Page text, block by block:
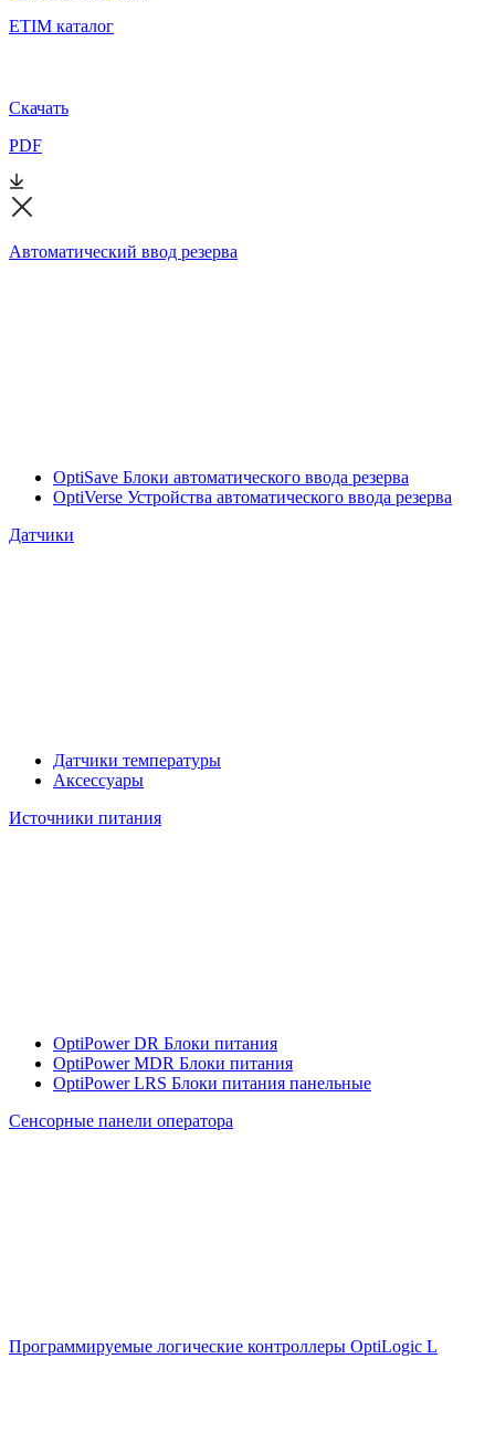
ETIM каталог
Скачать
PDF
Автоматический ввод резерва
OptiSave Блоки автоматического ввода резерва
OptiVerse Устройства автоматического ввода резерва
Датчики
Датчики температуры
Аксессуары
Источники питания
OptiPower DR Блоки питания
OptiPower MDR Блоки питания
OptiPower LRS Блоки питания панельные
Сенсорные панели оператора
Программируемые логические контроллеры OptiLogic L